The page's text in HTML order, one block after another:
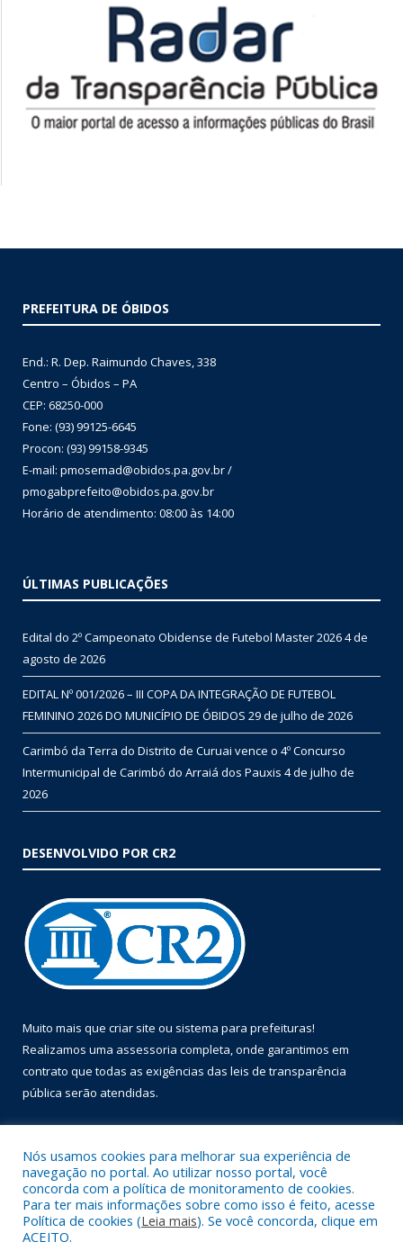
PREFEITURA DE ÓBIDOS
End.: R. Dep. Raimundo Chaves, 338
Centro – Óbidos – PA
CEP: 68250-000
Fone: (93) 99125-6645
Procon: (93) 99158-9345
E-mail: pmosemad@obidos.pa.gov.br /
pmogabprefeito@obidos.pa.gov.br
Horário de atendimento: 08:00 às 14:00
ÚLTIMAS PUBLICAÇÕES
Edital do 2º Campeonato Obidense de Futebol Master 20264 de
agosto de 2026
EDITAL Nº 001/2026 – III COPA DA INTEGRAÇÃO DE FUTEBOL
FEMININO 2026 DO MUNICÍPIO DE ÓBIDOS 29 de julho de 2026
Carimbó da Terra do Distrito de Curuai vence o 4º Concurso
Intermunicipal de Carimbó do Arraiá dos Pauxis 4 de julho de
2026
DESENVOLVIDO POR CR2
Muito mais que criar site ou sistema para prefeituras!
Realizamos uma assessoria completa, onde garantimos em
contrato que todas as exigências das leis de transparência
pública serão atendidas.
Todos os direitos reservados a Prefeitura Municipal de Óbidos.
Nós usamos cookies para melhorar sua experiência de
navegação no portal. Ao utilizar nosso portal, você
concorda com a política de monitoramento de cookies.
Para ter mais informações sobre como isso é feito, acesse
Política de cookies (Leia mais). Se você concorda, clique em
ACEITO.